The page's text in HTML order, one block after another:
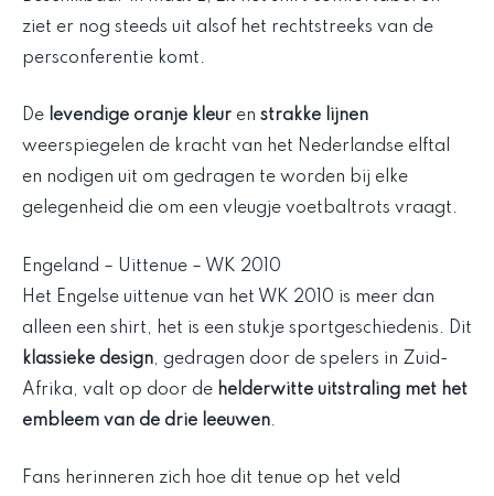
ziet er nog steeds uit alsof het rechtstreeks van de
persconferentie komt.
De levendige oranje kleur en strakke lijnen
weerspiegelen de kracht van het Nederlandse elftal
en nodigen uit om gedragen te worden bij elke
gelegenheid die om een vleugje voetbaltrots vraagt.
Engeland – Uittenue – WK 2010
Het Engelse uittenue van het WK 2010 is meer dan
alleen een shirt, het is een stukje sportgeschiedenis. Dit
klassieke design, gedragen door de spelers in Zuid-
Afrika, valt op door de helderwitte uitstraling met het
embleem van de drie leeuwen.
Fans herinneren zich hoe dit tenue op het veld